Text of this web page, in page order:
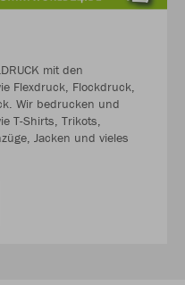
mit den
Flexdruck, Flockdruck,
Wir bedrucken und
T-Shirts, Trikots,
Jacken und vieles